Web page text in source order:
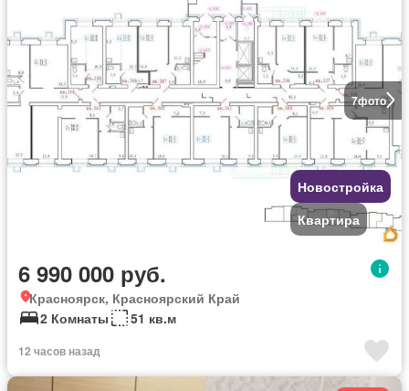
7фото
Новостройка
Квартира
6 990 000 руб.
Красноярск, Красноярский Край
2 Комнаты
51 кв.м
12 часов назад